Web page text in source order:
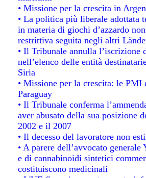
• Missione per la crescita in
• La politica più liberale adottata
in materia di giochi d’azzardo
restrittiva seguita negli altri
• Il Tribunale annulla
nell’elenco delle entità
Siria
• Missione per la crescita: le
Paraguay
• Il Tribunale conferma
aver abusato della sua posizione
2002 e il 2007
• Il decesso del lavoratore non
• A parere dell’avvocato
e di cannabinoidi sintetici
costituiscono medicinali